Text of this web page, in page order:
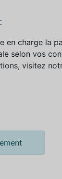
en charge la
selon vos
visitez